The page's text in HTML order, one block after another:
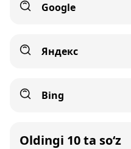
Google
Яндекс
Bing
Oldingi 10 ta so‘z